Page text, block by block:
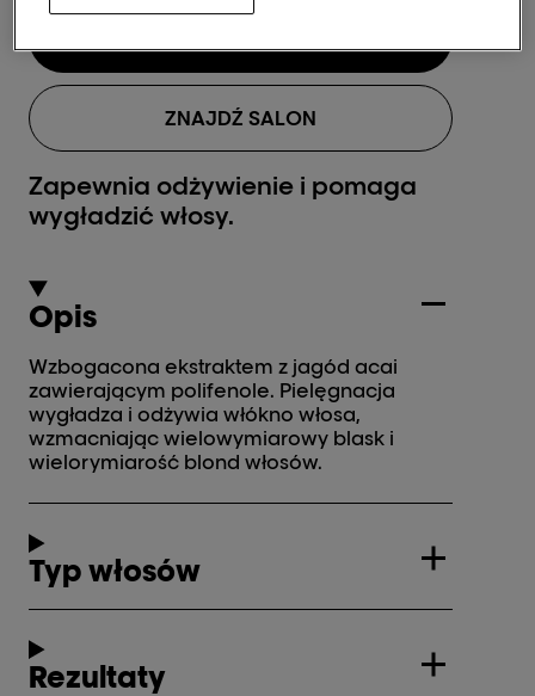
Zapewnia odżywienie i pomaga
wygładzić włosy.
ZNAJDŹ SALON
Opis
Wzbogacona ekstraktem z jagód acai
zawierającym polifenole. Pielęgnacja
wygładza i odżywia włókno włosa,
wzmacniając wielowymiarowy blask i
wielorymiarość blond włosów.
Typ włosów
Rezultaty